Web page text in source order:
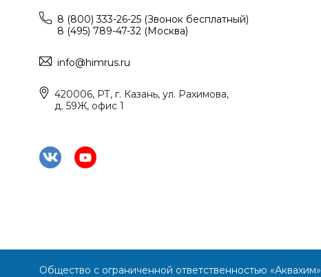
8 (800) 333-26-25 (Звонок бесплатный)
8 (495) 789-47-32 (Москва)
info@himrus.ru
420006, РТ, г. Казань, ул. Рахимова,
д. 59Ж, офис 1
Общество с ограниченной ответственностью «Аквахим»